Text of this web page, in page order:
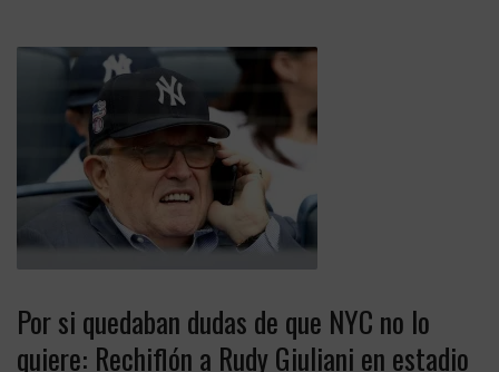
Por si quedaban dudas de que NYC no lo
quiere: Rechiflón a Rudy Giuliani en estadio